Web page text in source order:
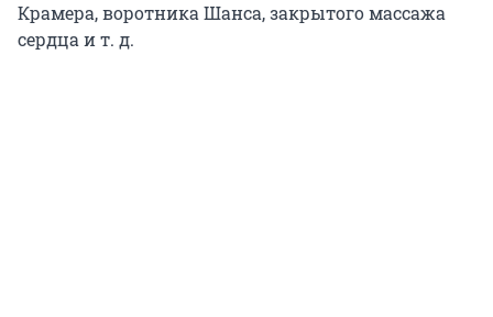
Крамера, воротника Шанса, закрытого массажа
сердца и т. д.